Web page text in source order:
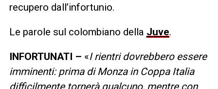
recupero dall’infortunio.
Le parole sul colombiano della Juve.
INFORTUNATI – «I rientri dovrebbero essere
imminenti: prima di Monza in Coppa Italia
difficilmente tornerà qualcuno, mentre con